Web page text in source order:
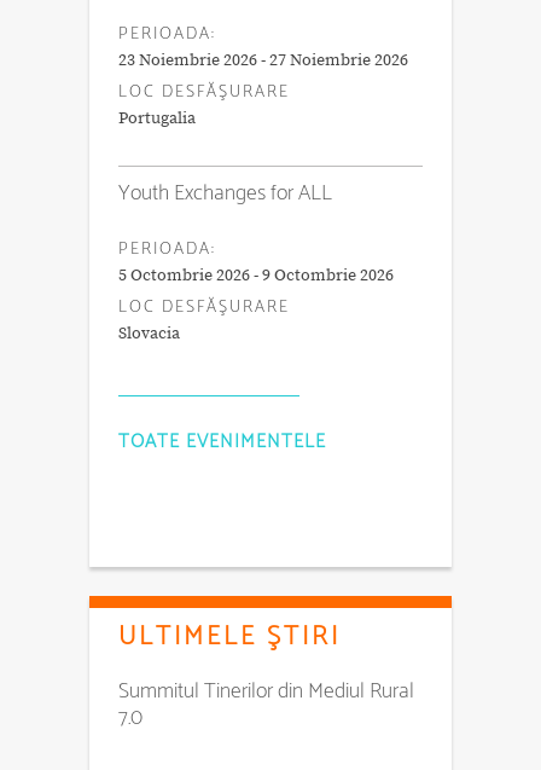
PERIOADA:
23 Noiembrie 2026 - 27 Noiembrie 2026
LOC DESFĂŞURARE
Portugalia
Youth Exchanges for ALL
PERIOADA:
5 Octombrie 2026 - 9 Octombrie 2026
LOC DESFĂŞURARE
Slovacia
TOATE EVENIMENTELE
ULTIMELE ŞTIRI
Summitul Tinerilor din Mediul Rural
7.0